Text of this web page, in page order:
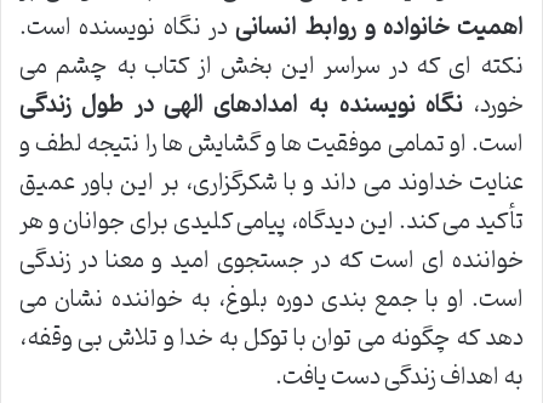
اهمیت خانواده و روابط انسانی در نگاه نویسنده است.
نکته ای که در سراسر این بخش از کتاب به چشم می
خورد،نگاه نویسنده به امدادهای الهی در طول زندگی
است. او تمامی موفقیت ها و گشایش ها را نتیجه لطف و
عنایت خداوند می داند و با شکرگزاری، بر این باور عمیق
تأکید می کند. این دیدگاه، پیامی کلیدی برای جوانان و هر
خواننده ای است که در جستجوی امید و معنا در زندگی
است. او با جمع بندی دوره بلوغ، به خواننده نشان می
دهد که چگونه می توان با توکل به خدا و تلاش بی وقفه،
به اهداف زندگی دست یافت.